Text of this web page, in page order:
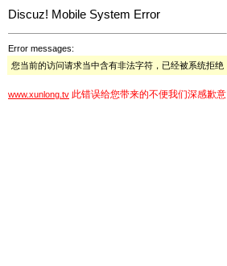
Discuz! Mobile System Error
Error messages:
您当前的访问请求当中含有非法字符，已经被系统拒绝
www.xunlong.tv 此错误给您带来的不便我们深感歉意